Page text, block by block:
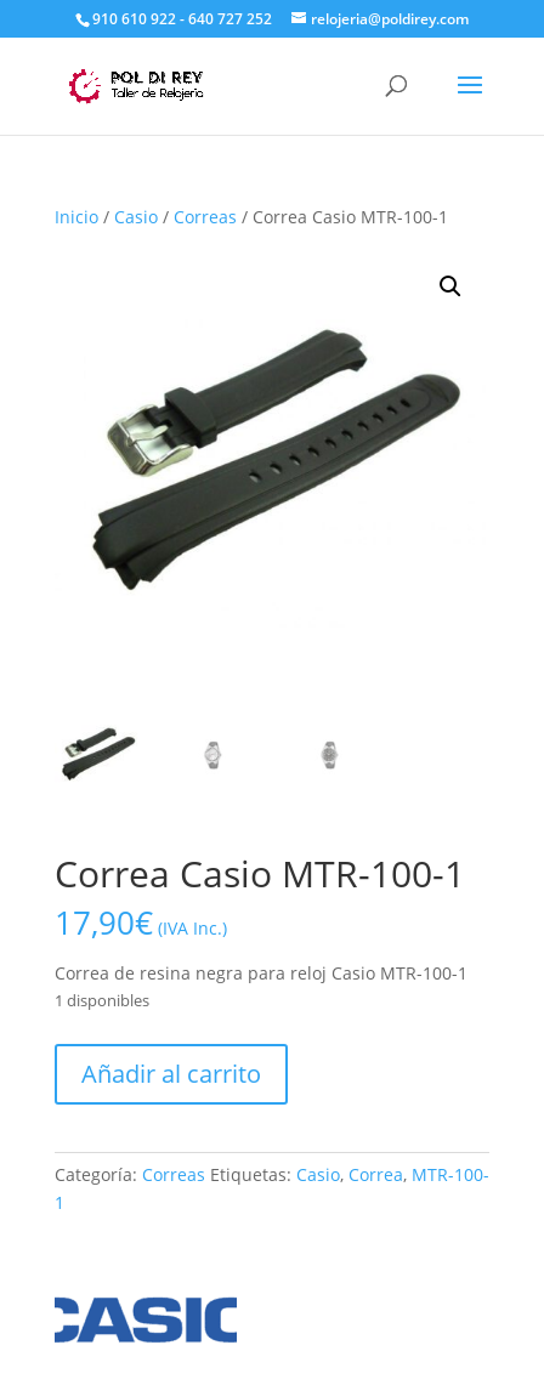
910 610 922 - 640 727 252 relojeria@poldirey.com
Inicio/ Casio/ Correas / Correa Casio MTR-100-1
Correa Casio MTR-100-1
17,90€ (IVA Inc.)
Correa de resina negra para reloj Casio MTR-100-1
1 disponibles
Casio
MTR-
1
cantidad
Añadir al carrito
Categoría: Correas Etiquetas: Casio, Correa, MTR-100-
1